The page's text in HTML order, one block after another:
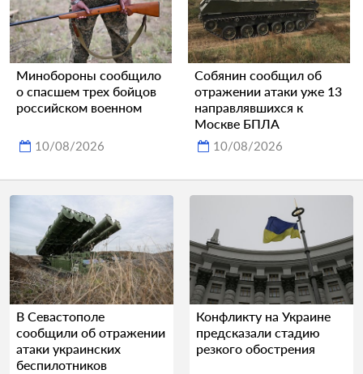
Минобороны сообщило
о спасшем трех бойцов
российском военном
10/08/2026
Собянин сообщил об
отражении атаки уже 13
направлявшихся к
Москве БПЛА
10/08/2026
В Севастополе
сообщили об отражении
атаки украинских
беспилотников
Конфликту на Украине
предсказали стадию
резкого обострения